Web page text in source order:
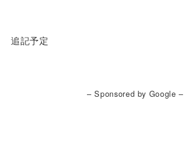
追記予定
– Sponsored by Google –